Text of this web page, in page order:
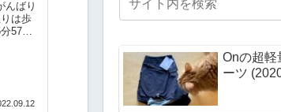
んばり
は歩
57秒
Onの超軽
ーツ